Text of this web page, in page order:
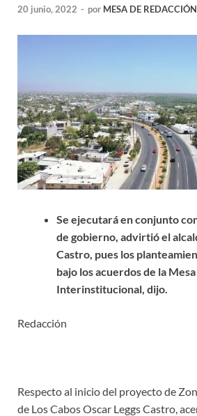
20 junio, 2022 - por MESA DE REDACCIÓN
Se ejecutará en conjunto
de gobierno, advirtió el
Castro, pues los
bajo los acuerdos de la
Interinstitucional, dijo.
Redacción
Respecto al inicio del proyecto de
de Los Cabos Oscar Leggs Castro,